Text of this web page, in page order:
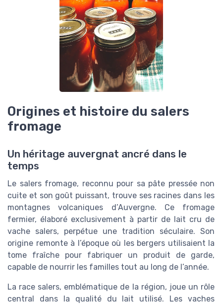
Origines et histoire du salers
fromage
Un héritage auvergnat ancré dans le
temps
Le salers fromage, reconnu pour sa pâte pressée non
cuite et son goût puissant, trouve ses racines dans les
montagnes volcaniques d’Auvergne. Ce fromage
fermier, élaboré exclusivement à partir de lait cru de
vache salers, perpétue une tradition séculaire. Son
origine remonte à l’époque où les bergers utilisaient la
tome fraîche pour fabriquer un produit de garde,
capable de nourrir les familles tout au long de l’année.
La race salers, emblématique de la région, joue un rôle
central dans la qualité du lait utilisé. Les vaches